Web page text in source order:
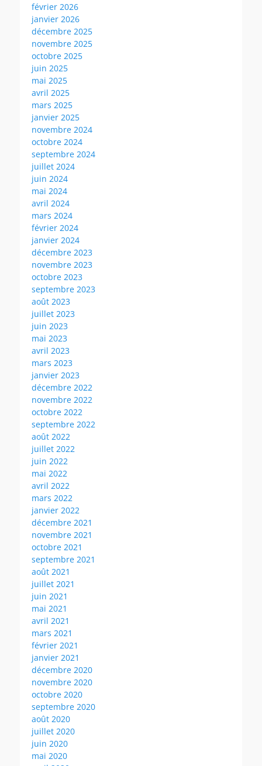
février 2026
janvier 2026
décembre 2025
novembre 2025
octobre 2025
juin 2025
mai 2025
avril 2025
mars 2025
janvier 2025
novembre 2024
octobre 2024
septembre 2024
juillet 2024
juin 2024
mai 2024
avril 2024
mars 2024
février 2024
janvier 2024
décembre 2023
novembre 2023
octobre 2023
septembre 2023
août 2023
juillet 2023
juin 2023
mai 2023
avril 2023
mars 2023
janvier 2023
décembre 2022
novembre 2022
octobre 2022
septembre 2022
août 2022
juillet 2022
juin 2022
mai 2022
avril 2022
mars 2022
janvier 2022
décembre 2021
novembre 2021
octobre 2021
septembre 2021
août 2021
juillet 2021
juin 2021
mai 2021
avril 2021
mars 2021
février 2021
janvier 2021
décembre 2020
novembre 2020
octobre 2020
septembre 2020
août 2020
juillet 2020
juin 2020
mai 2020